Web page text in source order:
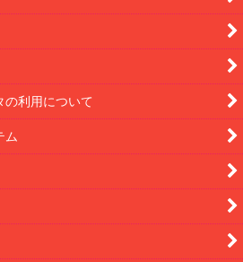
の利用について
ム